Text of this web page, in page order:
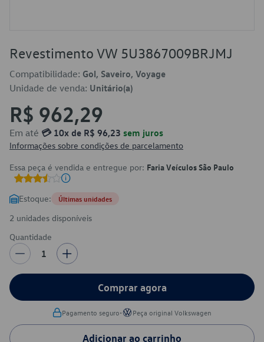
Revestimento VW 5U3867009BRJMJ
Compatibilidade: Gol, Saveiro, Voyage
Unidade de venda: Unitário(a)
R$ 962,29
Em até 💳 10x de R$ 96,23 sem juros
Informações sobre condições de parcelamento
Essa peça é vendida e entregue por: Faria Veículos São Paulo
Estoque: Últimas unidades
2 unidades disponíveis
Quantidade
1
Comprar agora
Pagamento seguro• Peça original Volkswagen
Adicionar ao carrinho